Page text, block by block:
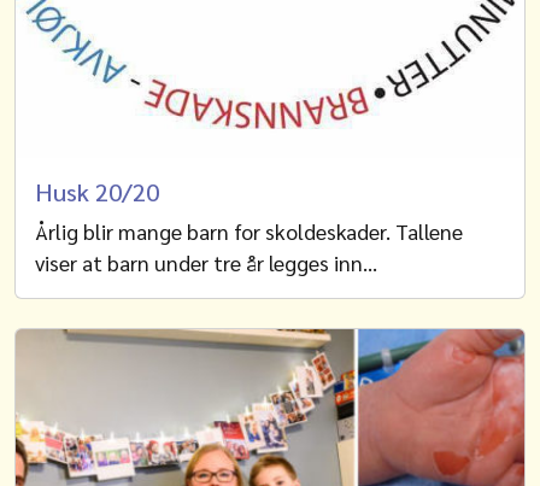
Husk 20/20
Årlig blir mange barn for skoldeskader. Tallene
viser at barn under tre år legges inn…